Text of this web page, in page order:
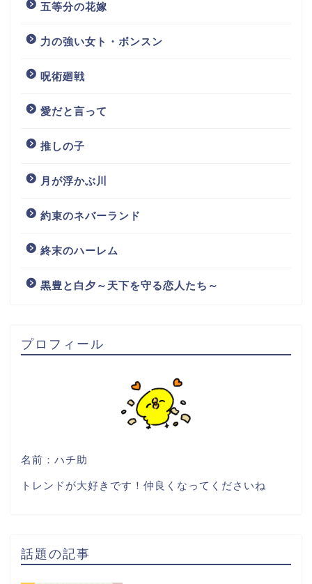
五等分の花嫁
力の強い女ト・ボンスン
呪術廻戦
愛だと言って
推しの子
月が浮かぶ川
約束のネバーランド
終末のハーレム
黒豊と白夕～天下を守る恋人たち～
プロフィール
名前：ハチ助
トレンドが大好きです！仲良くなってくださいね
話題の記事